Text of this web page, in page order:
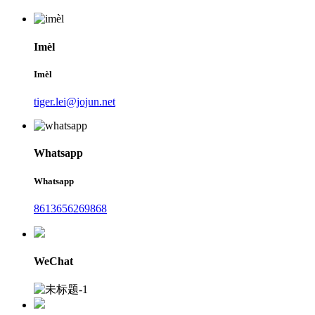
Imèl
Imèl
tiger.lei@jojun.net
Whatsapp
Whatsapp
8613656269868
WeChat